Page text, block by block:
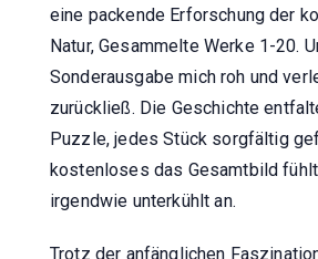
eine packende Erforschung der
Natur, Gesammelte Werke 1-20.
Sonderausgabe mich roh und
zurückließ. Die Geschichte
Puzzle, jedes Stück sorgfältig
kostenloses das Gesamtbild
irgendwie unterkühlt an.
Trotz der anfänglichen